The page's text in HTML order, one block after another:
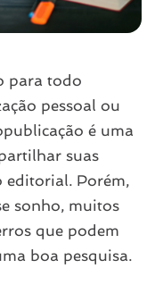
para todo
pessoal ou
é uma
suas
editorial. Porém,
sonho, muitos
que podem
boa pesquisa.